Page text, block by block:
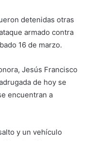
detenidas otras
armado contra
16 de marzo.
Jesús Francisco
de hoy se
encuentran a
y un vehículo